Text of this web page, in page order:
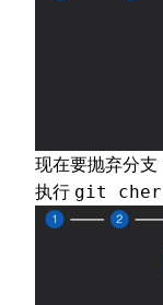
现在要抛弃分支
执行 git